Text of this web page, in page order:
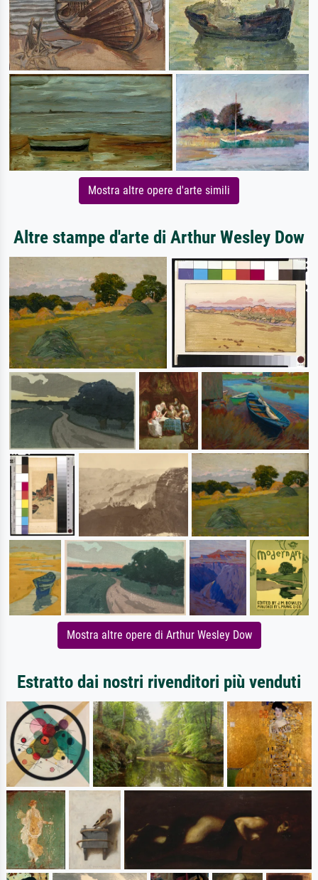
Mostra altre opere d'arte simili
Altre stampe d'arte di Arthur Wesley Dow
Mostra altre opere di Arthur Wesley Dow
Estratto dai nostri rivenditori più venduti